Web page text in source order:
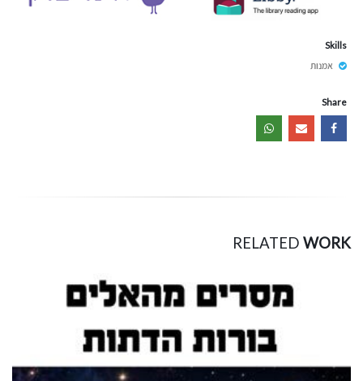
Skills
אמנות
Share
RELATED WORK